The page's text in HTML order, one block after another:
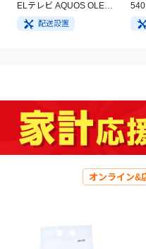
ELテレビ AQUOS OLED
4T-C55GQ3
配送設置
ド
オンライン&